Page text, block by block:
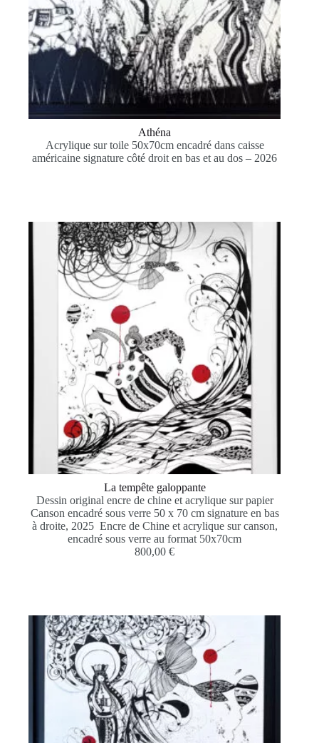
Athéna
Acrylique sur toile 50x70cm encadré dans caisse
américaine signature côté droit en bas et au dos – 2026
La tempête galoppante
Dessin original encre de chine et acrylique sur papier
Canson encadré sous verre 50 x 70 cm signature en bas
à droite, 2025 Encre de Chine et acrylique sur canson,
encadré sous verre au format 50x70cm
800,00€